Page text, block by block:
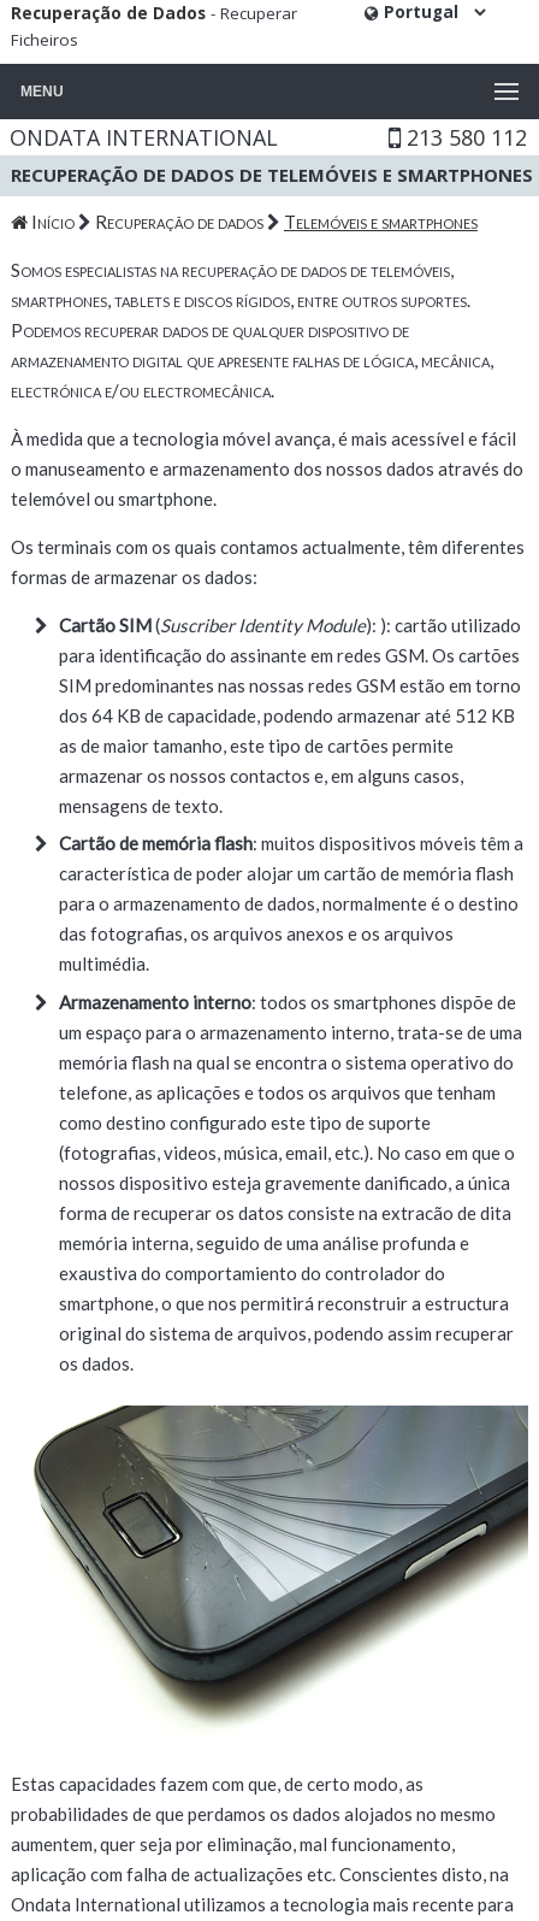
Recuperação de Dados- Recuperar
Ficheiros
MENU
ONDATA INTERNATIONAL 213 580 112
RECUPERAÇÃO DE DADOS DE TELEMÓVEIS E SMARTPHONES
Início Recuperação de dados Telemóveis e smartphones
Somos especialistas na recuperação de dados de telemóveis,
smartphones, tablets e discos rígidos, entre outros suportes.
Podemos recuperar dados de qualquer dispositivo de
armazenamento digital que apresente falhas de lógica, mecânica,
electrónica e/ou electromecânica.
À medida que a tecnologia móvel avança, é mais acessível e fácil
o manuseamento e armazenamento dos nossos dados através do
telemóvel ou smartphone.
Os terminais com os quais contamos actualmente, têm diferentes
formas de armazenar os dados:
Cartão SIM(Suscriber Identity Module): ): cartão utilizado
para identificação do assinante em redes GSM. Os cartões
SIM predominantes nas nossas redes GSM estão em torno
dos 64 KB de capacidade, podendo armazenar até 512 KB
as de maior tamanho, este tipo de cartões permite
armazenar os nossos contactos e, em alguns casos,
mensagens de texto.
Cartão de memória flash: muitos dispositivos móveis têm a
característica de poder alojar um cartão de memória flash
para o armazenamento de dados, normalmente é o destino
das fotografias, os arquivos anexos e os arquivos
multimédia.
Armazenamento interno: todos os smartphones dispõe de
um espaço para o armazenamento interno, trata-se de uma
memória flash na qual se encontra o sistema operativo do
telefone, as aplicações e todos os arquivos que tenham
como destino configurado este tipo de suporte
(fotografias, videos, música, email, etc.). No caso em que o
nossos dispositivo esteja gravemente danificado, a única
forma de recuperar os datos consiste na extracão de dita
memória interna, seguido de uma análise profunda e
exaustiva do comportamiento do controlador do
smartphone, o que nos permitirá reconstruir a estructura
original do sistema de arquivos, podendo assim recuperar
os dados.
Estas capacidades fazem com que, de certo modo, as
probabilidades de que perdamos os dados alojados no mesmo
aumentem, quer seja por eliminação, mal funcionamento,
aplicação com falha de actualizações etc. Conscientes disto, na
Ondata International utilizamos a tecnologia mais recente para